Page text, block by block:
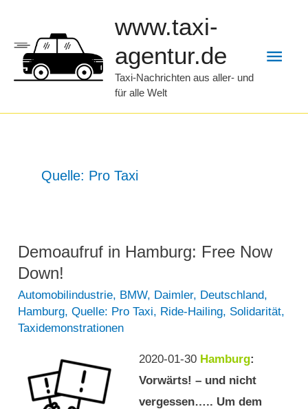
springen
www.taxi-
agentur.de
Taxi-Nachrichten aus aller- und
für alle Welt
Quelle: Pro Taxi
Demoaufruf in Hamburg: Free Now
Down!
Automobilindustrie, BMW, Daimler, Deutschland,
Hamburg,Quelle: Pro Taxi, Ride-Hailing, Solidarität,
Taxidemonstrationen
2020-01-30 Hamburg:
Vorwärts! – und nicht
vergessen….. Um dem